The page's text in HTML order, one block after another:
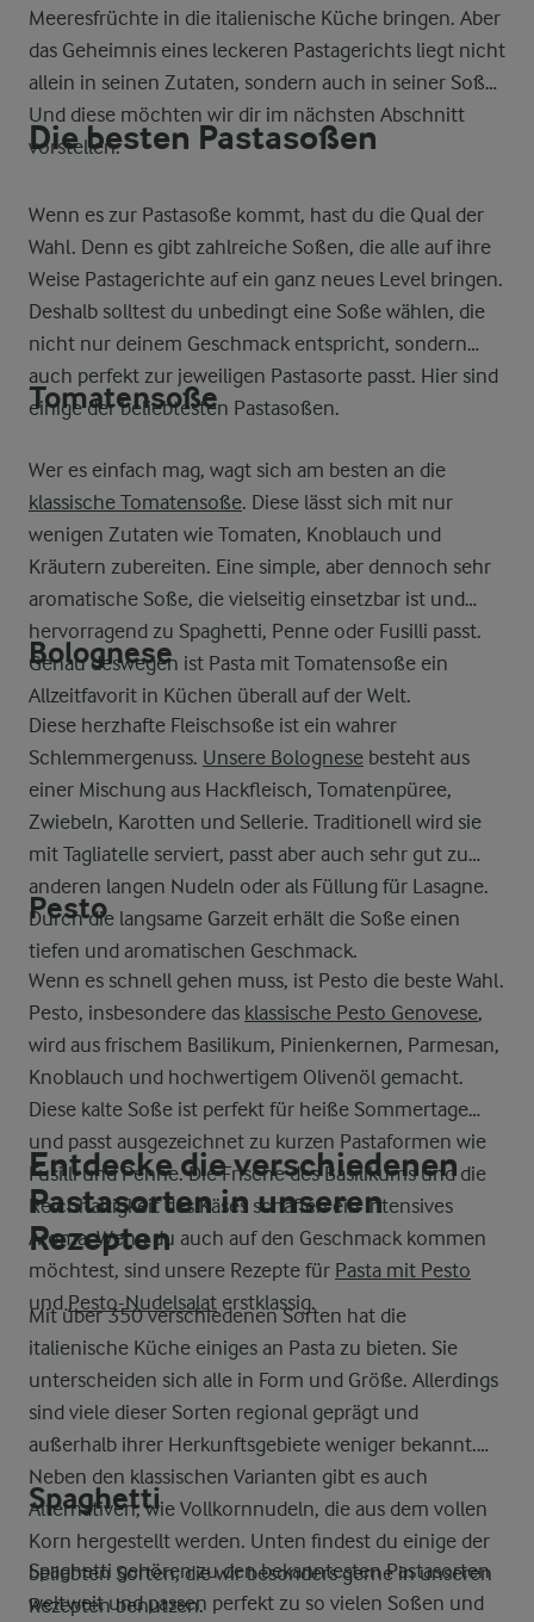
Meeresfrüchte in die italienische Küche bringen. Aber
das Geheimnis eines leckeren Pastagerichts liegt nicht
allein in seinen Zutaten, sondern auch in seiner Soße.
Und diese möchten wir dir im nächsten Abschnitt
vorstellen.
Die besten Pastasoßen
Wenn es zur Pastasoße kommt, hast du die Qual der
Wahl. Denn es gibt zahlreiche Soßen, die alle auf ihre
Weise Pastagerichte auf ein ganz neues Level bringen.
Deshalb solltest du unbedingt eine Soße wählen, die
nicht nur deinem Geschmack entspricht, sondern
auch perfekt zur jeweiligen Pastasorte passt. Hier sind
einige der beliebtesten Pastasoßen.
Tomatensoße
Wer es einfach mag, wagt sich am besten an die
klassische Tomatensoße. Diese lässt sich mit nur
wenigen Zutaten wie Tomaten, Knoblauch und
Kräutern zubereiten. Eine simple, aber dennoch sehr
aromatische Soße, die vielseitig einsetzbar ist und
hervorragend zu Spaghetti, Penne oder Fusilli passt.
Genau deswegen ist Pasta mit Tomatensoße ein
Allzeitfavorit in Küchen überall auf der Welt.
Bolognese
Diese herzhafte Fleischsoße ist ein wahrer
Schlemmergenuss. Unsere Bolognese besteht aus
einer Mischung aus Hackfleisch, Tomatenpüree,
Zwiebeln, Karotten und Sellerie. Traditionell wird sie
mit Tagliatelle serviert, passt aber auch sehr gut zu
anderen langen Nudeln oder als Füllung für Lasagne.
Durch die langsame Garzeit erhält die Soße einen
tiefen und aromatischen Geschmack.
Pesto
Wenn es schnell gehen muss, ist Pesto die beste Wahl.
Pesto, insbesondere das klassische Pesto Genovese,
wird aus frischem Basilikum, Pinienkernen, Parmesan,
Knoblauch und hochwertigem Olivenöl gemacht.
Diese kalte Soße ist perfekt für heiße Sommertage
und passt ausgezeichnet zu kurzen Pastaformen wie
Fusilli und Penne. Die Frische des Basilikums und die
Reichhaltigkeit des Käses schaffen ein intensives
Aroma. Wenn du auch auf den Geschmack kommen
möchtest, sind unsere Rezepte für Pasta mit Pesto
undPesto-Nudelsalat erstklassig.
Entdecke die verschiedenen
Pastasorten in unseren
Rezepten
Mit über 350 verschiedenen Sorten hat die
italienische Küche einiges an Pasta zu bieten. Sie
unterscheiden sich alle in Form und Größe. Allerdings
sind viele dieser Sorten regional geprägt und
außerhalb ihrer Herkunftsgebiete weniger bekannt.
Neben den klassischen Varianten gibt es auch
Alternativen, wie Vollkornnudeln, die aus dem vollen
Korn hergestellt werden. Unten findest du einige der
beliebten Sorten, die wir besonders gerne in unseren
Rezepten benutzen.
Spaghetti
Spaghetti gehören zu den bekanntesten Pastasorten
weltweit und passen perfekt zu so vielen Soßen und